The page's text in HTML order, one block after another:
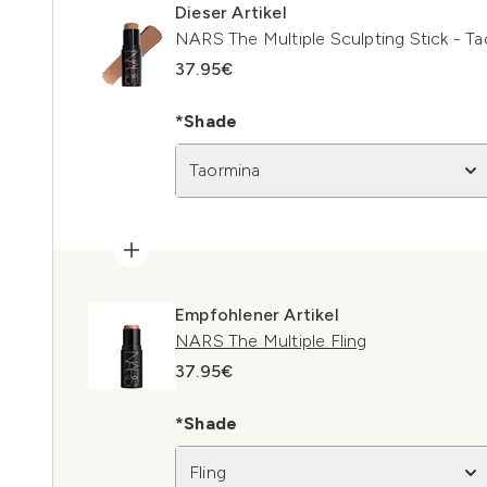
Dieser Artikel
NARS The Multiple Sculpting Stick -
37.95€
*Shade
Taormina
Empfohlener Artikel
NARS The Multiple Fling
37.95€
*Shade
Fling